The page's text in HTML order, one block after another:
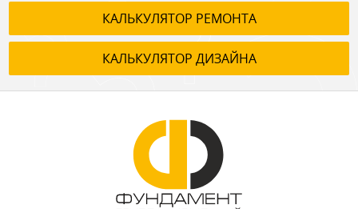
КАЛЬКУЛЯТОР РЕМОНТА
КАЛЬКУЛЯТОР ДИЗАЙНА